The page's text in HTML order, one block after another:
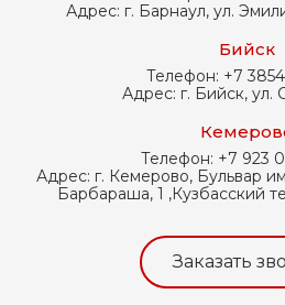
Адрес: г. Барнаул, ул.
Бийск
Телефон: +7
Адрес: г. Бийск, ул.
Телефон: +7 923
Адрес: г. Кемерово, Бульвар
Барбараша, 1 ,Кузбасский
Заказать